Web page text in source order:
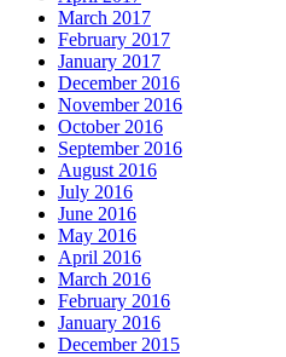
March 2017
February 2017
January 2017
December 2016
November 2016
October 2016
September 2016
August 2016
July 2016
June 2016
May 2016
April 2016
March 2016
February 2016
January 2016
December 2015